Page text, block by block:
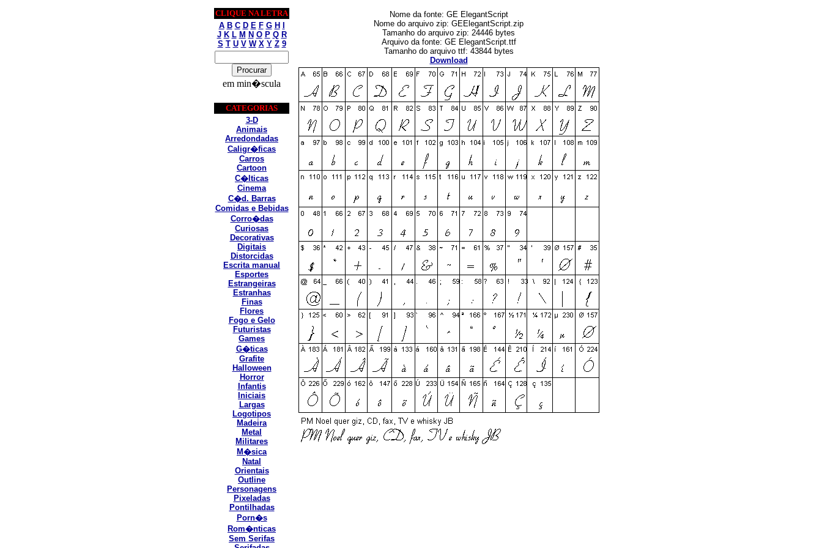
CLIQUE NA LETRA
A B C D E F G H
J K L M N O P Q R
S T U V W X Y Z 9
em min�scula
CATEGORIAS
3-D
Animais
Arredondadas
Caligr�ficas
Carros
Cartoon
C�lticas
Cinema
C�d. Barras
Comidas e Bebidas
Corro�das
Curiosas
Decorativas
Digitais
Distorcidas
Escrita manual
Esportes
Estrangeiras
Estranhas
Finas
Flores
Fogo e Gelo
Futuristas
Games
G�ticas
Grafite
Halloween
Horror
Infantis
Iniciais
Largas
Logotipos
Madeira
Metal
Militares
M�sica
Natal
Orientais
Outline
Personagens
Pixeladas
Pontilhadas
Porn�s
Rom�nticas
Sem Serifas
Nome da fonte: GE ElegantScript
Nome do arquivo zip: GEElegantScript.zip
Tamanho do arquivo zip: 24446 bytes
Arquivo da fonte: GE ElegantScript.ttf
Tamanho do arquivo ttf: 43844 bytes
Download